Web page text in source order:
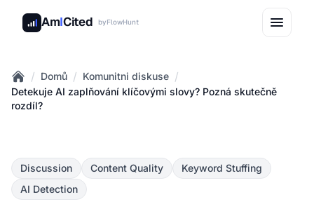
AmICited byFlowHunt
Home
/ Domů / Komunitni diskuse /
Detekuje AI zaplňování klíčovými slovy? Pozná skutečně
rozdíl?
Discussion Content Quality
Keyword Stuffing
AI Detection